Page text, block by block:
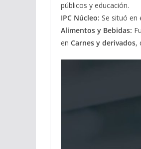
públicos y educación.
IPC Núcleo: Se situó en
Alimentos y Bebidas:
en Carnes y derivados,